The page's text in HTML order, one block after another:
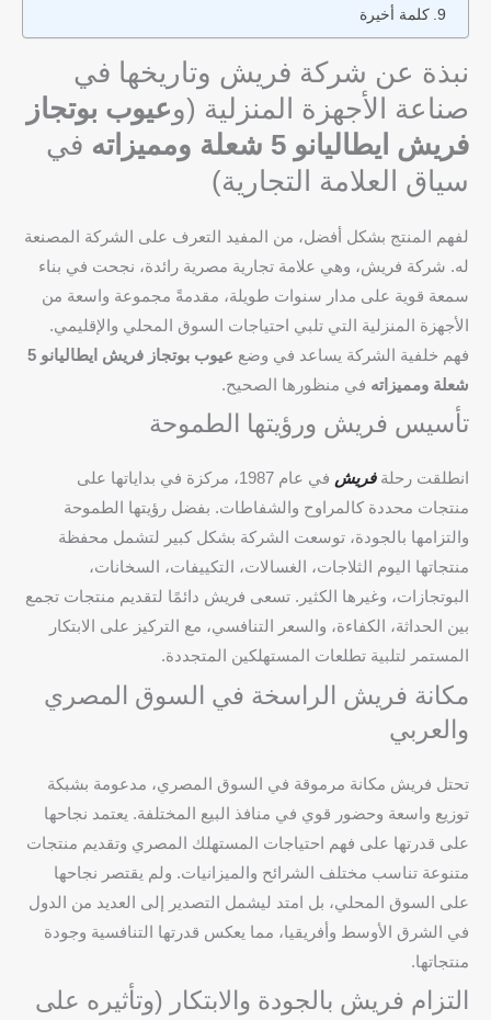
كلمة أخيرة
نبذة عن شركة فريش وتاريخها في
صناعة الأجهزة المنزلية (وعيوب بوتجاز
فريش ايطاليانو 5 شعلة ومميزاته
في
سياق العلامة التجارية)
لفهم المنتج بشكل أفضل، من المفيد التعرف على الشركة المصنعة
له. شركة فريش، وهي علامة تجارية مصرية رائدة، نجحت في بناء
سمعة قوية على مدار سنوات طويلة، مقدمةً مجموعة واسعة من
الأجهزة المنزلية التي تلبي احتياجات السوق المحلي والإقليمي.
فهم خلفية الشركة يساعد في وضع
عيوب بوتجاز فريش ايطاليانو 5
شعلة ومميزاته في منظورها الصحيح.
تأسيس فريش ورؤيتها الطموحة
انطلقت رحلة فريش
في عام 1987، مركزة في بداياتها على
منتجات محددة كالمراوح والشفاطات. بفضل رؤيتها الطموحة
والتزامها بالجودة، توسعت الشركة بشكل كبير لتشمل محفظة
منتجاتها اليوم الثلاجات، الغسالات، التكييفات، السخانات،
البوتجازات، وغيرها الكثير. تسعى فريش دائمًا لتقديم منتجات تجمع
بين الحداثة، الكفاءة، والسعر التنافسي، مع التركيز على الابتكار
المستمر لتلبية تطلعات المستهلكين المتجددة.
مكانة فريش الراسخة في السوق المصري
والعربي
تحتل فريش مكانة مرموقة في السوق المصري، مدعومة بشبكة
توزيع واسعة وحضور قوي في منافذ البيع المختلفة. يعتمد نجاحها
على قدرتها على فهم احتياجات المستهلك المصري وتقديم منتجات
متنوعة تناسب مختلف الشرائح والميزانيات. ولم يقتصر نجاحها
على السوق المحلي، بل امتد ليشمل التصدير إلى العديد من الدول
في الشرق الأوسط وأفريقيا، مما يعكس قدرتها التنافسية وجودة
منتجاتها.
التزام فريش بالجودة والابتكار (وتأثيره على